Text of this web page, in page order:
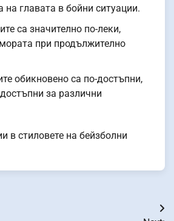
на главата в бойни ситуации.
са значително по-леки,
при продължително
обикновено са по-достъпни,
за различни
в стиловете на бейзболни